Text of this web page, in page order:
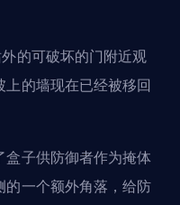
的可破坏的门附近观
的墙现在已经被移回
子供防御者作为掩体
一个额外角落，给防